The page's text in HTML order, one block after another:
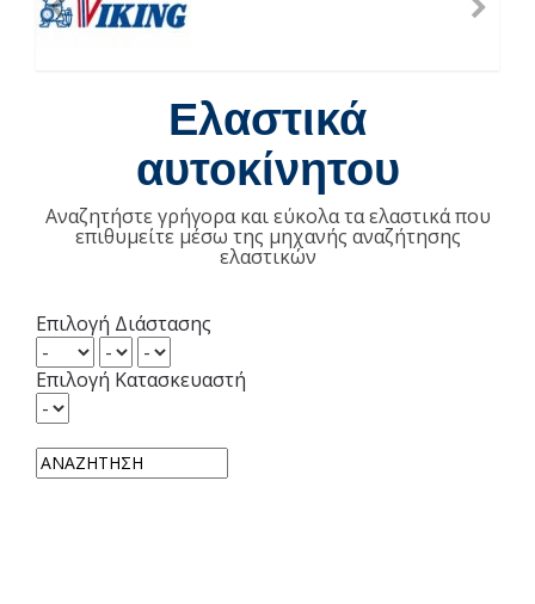
Ελαστικά
αυτοκίνητου
Αναζητήστε γρήγορα και εύκολα τα ελαστικά που
επιθυμείτε μέσω της μηχανής αναζήτησης
ελαστικών
Επιλογή Διάστασης
Επιλογή Κατασκευαστή